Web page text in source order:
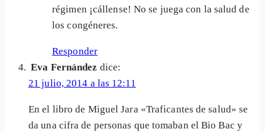
régimen ¡cállense! No se juega con la salud de
los congéneres.
Responder
Eva Fernández dice:
21 julio, 2014 a las 12:11
En el libro de Miguel Jara «Traficantes de salud» se
da una cifra de personas que tomaban el Bio Bac y